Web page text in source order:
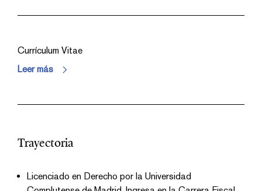
Currículum Vitae
Leer más
Trayectoria
Licenciado en Derecho por la Universidad